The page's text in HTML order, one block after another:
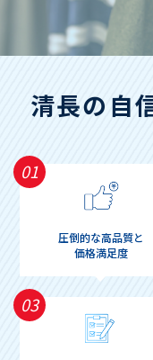
清長の自
01
圧倒的な高品質と
価格満足度
03